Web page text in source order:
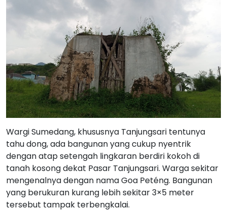
Wargi Sumedang, khususnya Tanjungsari tentunya
tahu dong, ada bangunan yang cukup nyentrik
dengan atap setengah lingkaran berdiri kokoh di
tanah kosong dekat Pasar Tanjungsari. Warga sekitar
mengenalnya dengan nama Goa Peténg. Bangunan
yang berukuran kurang lebih sekitar 3×5 meter
tersebut tampak terbengkalai.